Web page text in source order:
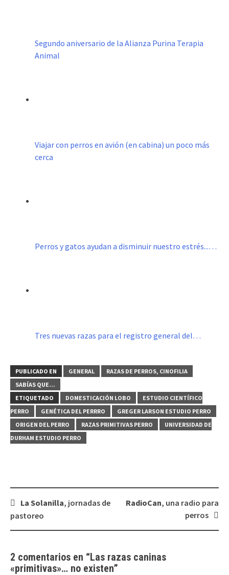
Segundo aniversario de la Alianza Purina Terapia
Animal
Viajar con perros en avión (en cabina) un poco más
cerca
Perros y gatos ayudan a disminuir nuestro estrés...…
Tres nuevas razas para el registro general del…
PUBLICADO EN GENERAL
RAZAS DE PERROS, CINOFILIA
SABÍAS QUE...
ETIQUETADO
DOMESTICACIÓN LOBO
ESTUDIO CIENTÍFICO
PERRO
GENÉTICA DEL PERRRO
GREGER LARSON ESTUDIO PERRO
ORIGEN DEL PERRO
RAZAS PRIMITIVAS PERRO
UNIVERSIDAD DE
DURHAM ESTUDIO PERRO
Navegación
de
entradas
La Solanilla, jornadas de
pastoreo
RadioCan, una radio para
perros
2 comentarios en “Las razas caninas
«primitivas»… no existen”